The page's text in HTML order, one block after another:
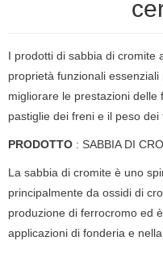
I prodotti di sabbia di
proprietà funzionali
migliorare le prestazioni delle
pastiglie dei freni e il peso dei
PRODOTTO : SABBIA DI
La sabbia di cromite è uno
principalmente da ossidi di
produzione di ferrocromo ed
applicazioni di fonderia e